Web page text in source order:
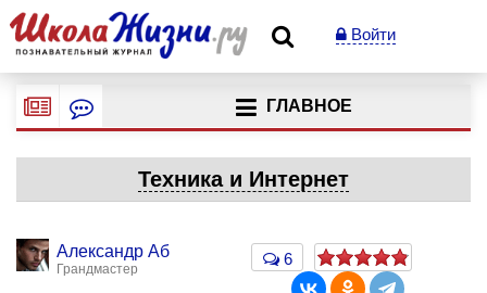
Войти
ГЛАВНОЕ
Техника и Интернет
Александр Аб
Грандмастер
6